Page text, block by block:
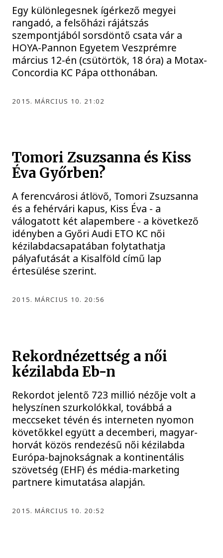
Egy különlegesnek ígérkező megyei
rangadó, a felsőházi rájátszás
szempontjából sorsdöntő csata vár a
HOYA-Pannon Egyetem Veszprémre
március 12-én (csütörtök, 18 óra) a Motax-
Concordia KC Pápa otthonában.
2015. MÁRCIUS 10. 21:02
Tomori Zsuzsanna és Kiss
Éva Győrben?
A ferencvárosi átlövő, Tomori Zsuzsanna
és a fehérvári kapus, Kiss Éva - a
válogatott két alapembere - a következő
idényben a Győri Audi ETO KC női
kézilabdacsapatában folytathatja
pályafutását a Kisalföld című lap
értesülése szerint.
2015. MÁRCIUS 10. 20:56
Rekordnézettség a női
kézilabda Eb-n
Rekordot jelentő 723 millió nézője volt a
helyszínen szurkolókkal, továbbá a
meccseket tévén és interneten nyomon
követőkkel együtt a decemberi, magyar-
horvát közös rendezésű női kézilabda
Európa-bajnokságnak a kontinentális
szövetség (EHF) és média-marketing
partnere kimutatása alapján.
2015. MÁRCIUS 10. 20:52